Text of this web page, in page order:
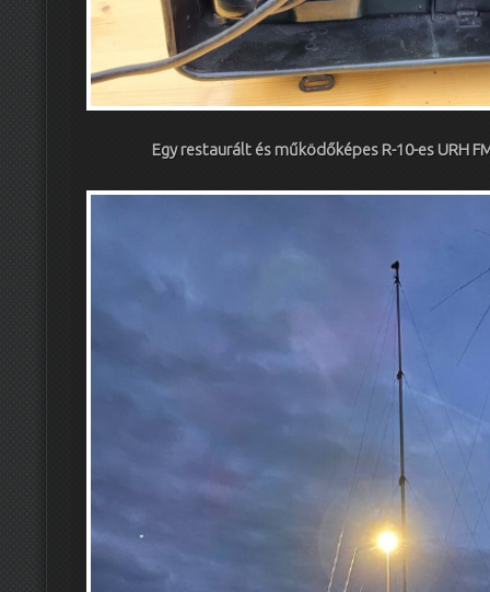
Egy restaurált és működőképes R-10-es URH